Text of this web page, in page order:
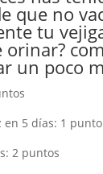
que no
tu
un poco
en 5 días: 1 punto
2 puntos